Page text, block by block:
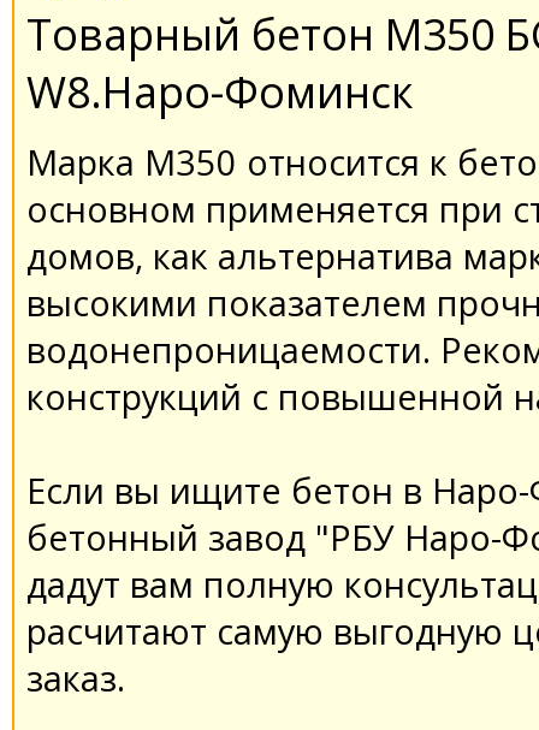
Товарный бетон М350
W8.Наро-Фоминск
Марка М350 относится к
основном применяется при
домов, как альтернатива
высокими показателем
водонепроницаемости.
конструкций с повышенной
Если вы ищите бетон в
бетонный завод "РБУ Наро-
дадут вам полную
расчитают самую выгодную
заказ.